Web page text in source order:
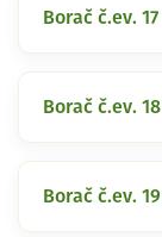
Borač č.ev. 17
Borač č.ev. 18
Borač č.ev. 19